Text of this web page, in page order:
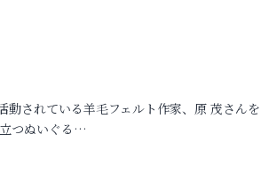
動されている羊毛フェルト作家、原 茂さん
つぬいぐる…